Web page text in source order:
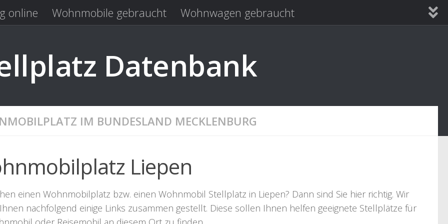
online Wohnmobile gebraucht
Wohnwagen gebraucht
Datenbank
IM BUNDESLAND MECKLENBURG
Liepen
einen Wohnmobilplatz bzw. einen Wohnmobil Stellplatz in Liepen? Dann sind Sie hier richtig. Wir
nachfolgend einige Links zusammen gestellt. Diese sollen Ihnen helfen geeignete Stellplätze für